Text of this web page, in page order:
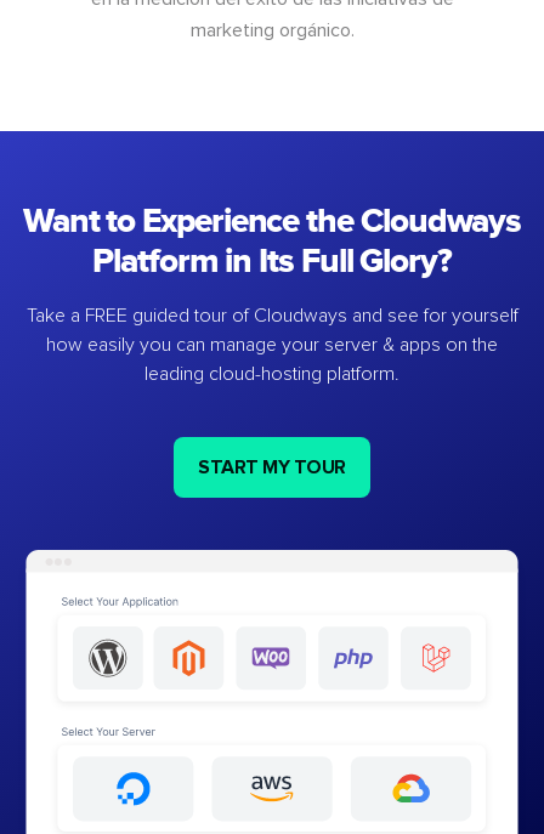
marketing orgánico.
Want to Experience the Cloudways
Platform in Its Full Glory?
Take a FREE guided tour of Cloudways and see for yourself
how easily you can manage your server & apps on the
leading cloud-hosting platform.
START MY TOUR